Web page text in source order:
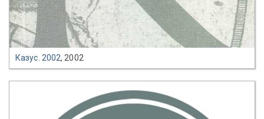
Казус. 2002, 2002